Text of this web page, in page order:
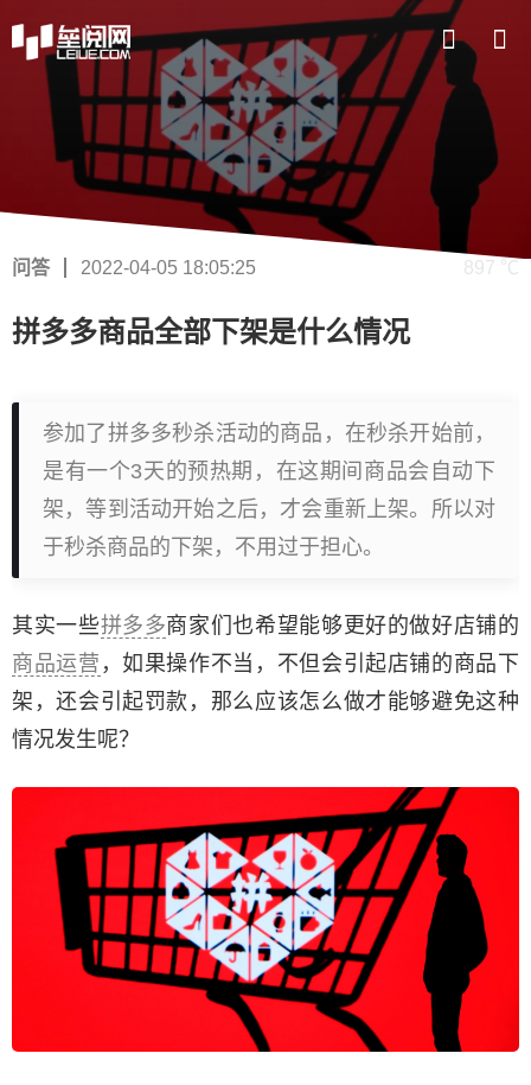
问答 2022-04-05 18:05:25 897 ℃
拼多多商品全部下架是什么情况
参加了拼多多秒杀活动的商品，在秒杀开始前，
是有一个3天的预热期，在这期间商品会自动下
架，等到活动开始之后，才会重新上架。所以对
于秒杀商品的下架，不用过于担心。
其实一些拼多多商家们也希望能够更好的做好店铺的
商品运营 ，如果操作不当，不但会引起店铺的商品下
架，还会引起罚款，那么应该怎么做才能够避免这种
情况发生呢？